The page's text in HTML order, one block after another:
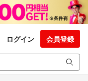
ログイン 会員登録